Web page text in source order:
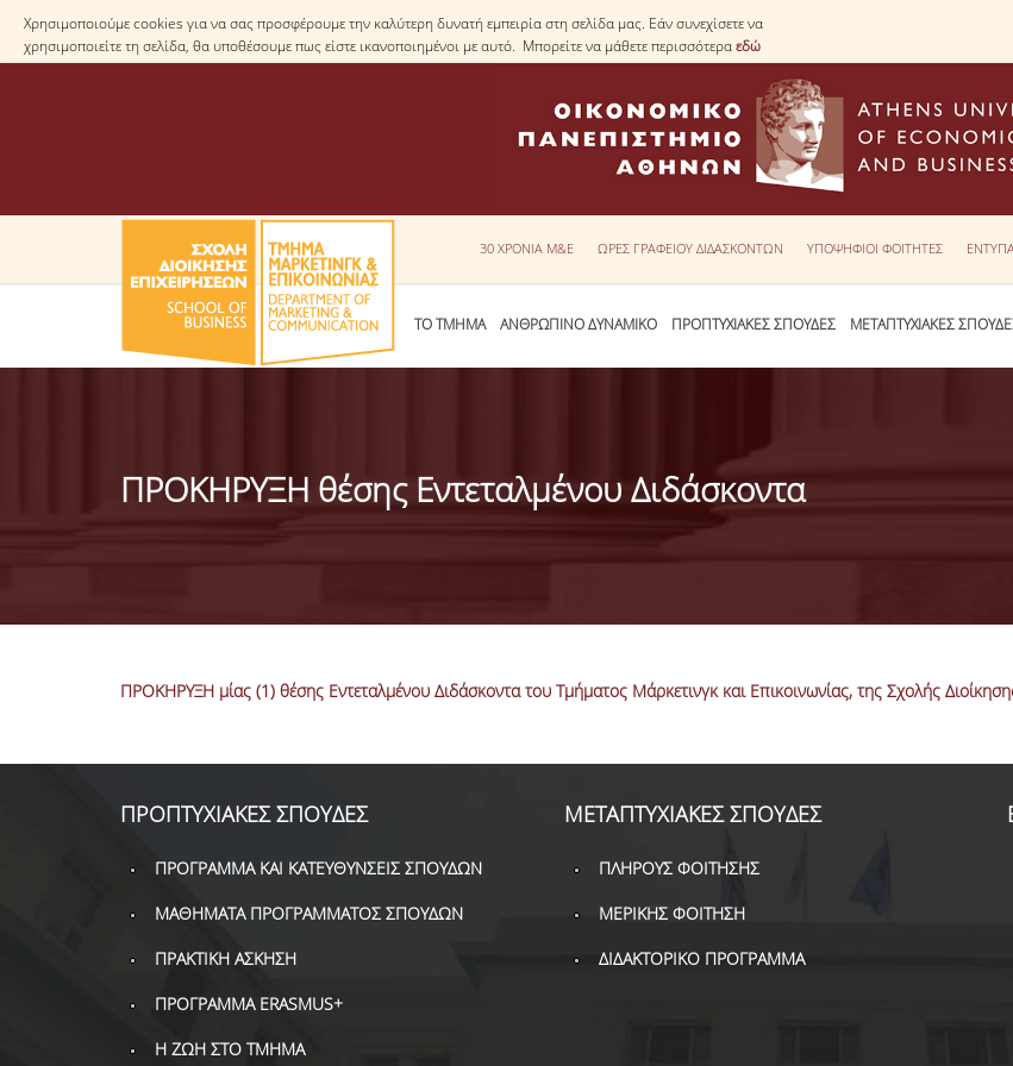
Χρησιμοποιούμε cookies για να σας προσφέρουμε την καλύτερη δυνατή εμπειρία στη σελίδα μας. Εάν συνεχίσετε να
χρησιμοποιείτε τη σελίδα, θα υποθέσουμε πως είστε ικανοποιημένοι με αυτό. Μπορείτε να μάθετε περισσότεραεδώ
30 ΧΡΟΝΙΑ Μ&Ε ΩΡΕΣ ΓΡΑΦΕΙΟΥ ΔΙΔΑΣΚΟΝΤΩΝ ΥΠΟΨΗΦΙΟΙ ΦΟΙΤΗΤΕΣ
ΤΟ ΤΜΗΜΑ ΑΝΘΡΩΠΙΝΟ ΔΥΝΑΜΙΚΟ ΠΡΟΠΤΥΧΙΑΚΕΣ ΣΠΟΥΔΕΣ ΜΕΤΑΠΤΥΧΙΑΚΕΣ
ΠΡΟΚΗΡΥΞΗ θέσης Εντεταλμένου Διδάσκοντα
ΠΡΟΚΗΡΥΞΗ μίας (1) θέσης Εντεταλμένου Διδάσκοντα του Τμήματος Μάρκετινγκ και Επικοινωνίας, της Σχολής
ΠΡΟΠΤΥΧΙΑΚΕΣ ΣΠΟΥΔΕΣ
ΠΡΟΓΡΑΜΜΑ ΚΑΙ ΚΑΤΕΥΘΥΝΣΕΙΣ ΣΠΟΥΔΩΝ
ΜΑΘΗΜΑΤΑ ΠΡΟΓΡΑΜΜΑΤΟΣ ΣΠΟΥΔΩΝ
ΠΡΑΚΤΙΚΗ ΑΣΚΗΣΗ
ΠΡΟΓΡΑΜΜΑ ERASMUS+
Η ΖΩΗ ΣΤΟ ΤΜΗΜΑ
ΜΕΤΑΠΤΥΧΙΑΚΕΣ ΣΠΟΥΔΕΣ
ΠΛΗΡΟΥΣ ΦΟΙΤΗΣΗΣ
ΜΕΡΙΚΗΣ ΦΟΙΤΗΣΗ
ΔΙΔΑΚΤΟΡΙΚΟ ΠΡΟΓΡΑΜΜΑ